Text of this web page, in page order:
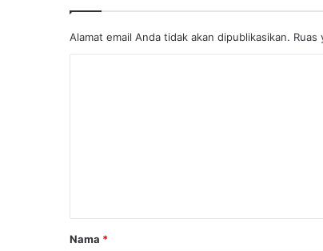
Alamat email Anda tidak akan dipublikasikan. Ruas
rNama *